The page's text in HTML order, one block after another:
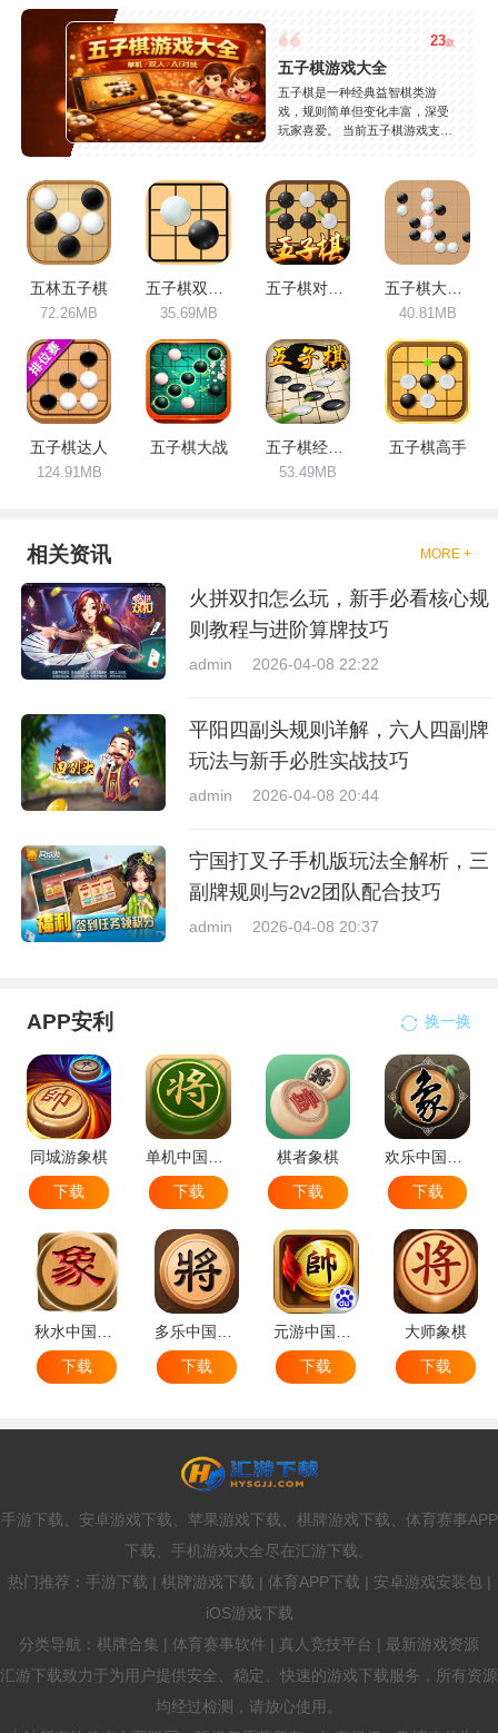
23款
五子棋游戏大全
五子棋是一种经典益智棋类游
戏，规则简单但变化丰富，深受
玩家喜爱。 当前五子棋游戏支持
炼思维能力。 本专题提供最新五
子棋游戏下载资源，支持安卓和
苹果设备，安全稳定，持续更
新。
五林五子棋
72.26MB 35.69MB
五子棋对弈版
40.81MB
五子棋达人
124.91MB
五子棋大战 五子棋经典版
53.49MB
五子棋高手
相关资讯 MORE +
火拼双扣怎么玩，新手必看核心规
则教程与进阶算牌技巧
admin 2026-04-08 22:22
平阳四副头规则详解，六人四副牌
玩法与新手必胜实战技巧
admin 2026-04-08 20:44
宁国打叉子手机版玩法全解析，三
副牌规则与2v2团队配合技巧
admin 2026-04-08 20:37
APP安利 换一换
同城游象棋
下载
单机中国象棋
下载
棋者象棋
下载
欢乐中国象棋
下载
秋水中国象棋
下载
多乐中国象棋
下载
元游中国象棋
下载
大师象棋
下载
手游下载、安卓游戏下载、苹果游戏下载、棋牌游戏下载、体育赛事APP
下载、手机游戏大全尽在汇游下载。
热门推荐：手游下载 | 棋牌游戏下载 | 体育APP下载 | 安卓游戏安装包 |
iOS游戏下载
分类导航：棋牌合集 | 体育赛事软件 | 真人竞技平台 | 最新游戏资源
汇游下载致力于为用户提供安全、稳定、快速的游戏下载服务，所有资源
均经过检测，请放心使用。